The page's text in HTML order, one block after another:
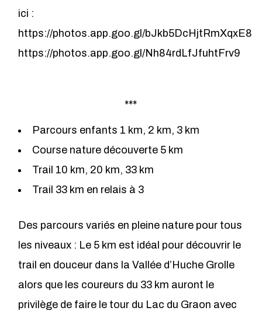
ici :
https://photos.app.goo.gl/bJkb5DcHjtRmXqxE8
https://photos.app.goo.gl/Nh84rdLfJfuhtFrv9
***
Parcours enfants 1 km, 2 km, 3 km
Course nature découverte 5 km
Trail 10 km, 20 km, 33 km
Trail 33 km en relais à 3
Des parcours variés en pleine nature pour tous
les niveaux : Le 5 km est idéal pour découvrir le
trail en douceur dans la Vallée d’Huche Grolle
alors que les coureurs du 33 km auront le
privilège de faire le tour du Lac du Graon avec